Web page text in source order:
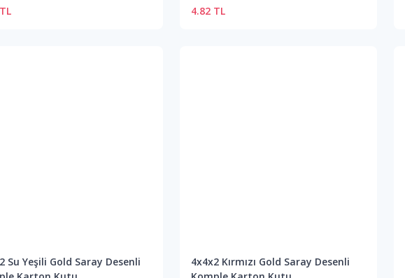
4.82 TL
Su Yeşili Gold Saray Desenli
4x4x2 Kırmızı Gold Saray Desenli